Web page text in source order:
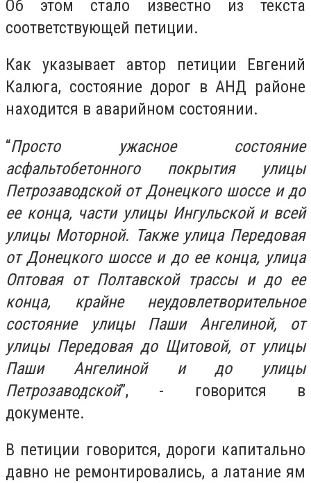
Об этом стало известно из текста
соответствующей петиции.
Как указывает автор петиции Евгений
Калюга, состояние дорог в АНД районе
находится в аварийном состоянии.
“Просто ужасное состояние
асфальтобетонного покрытия улицы
Петрозаводской от Донецкого шоссе и до
ее конца, части улицы Ингульской и всей
улицы Моторной. Также улица Передовая
от Донецкого шоссе и до ее конца, улица
Оптовая от Полтавской трассы и до ее
конца, крайне неудовлетворительное
состояние улицы Паши Ангелиной, от
улицы Передовая до Щитовой, от улицы
Паши Ангелиной и до улицы
Петрозаводской”, - говорится в
документе.
В петиции говорится, дороги капитально
давно не ремонтировались, а латание ям